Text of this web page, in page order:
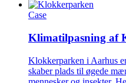
Case
Klimatilpasning af
Klokkerparken i Aarhus
skaber plads til øgede